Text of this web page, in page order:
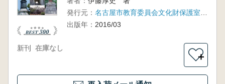
発行元：
出版年： 2016/03
新刊 在庫なし
＋